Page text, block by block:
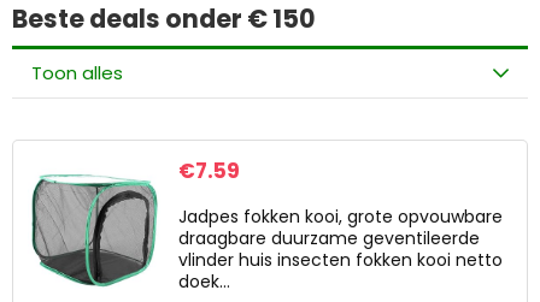
Beste deals onder € 150
Toon alles
€7.59
Jadpes fokken kooi, grote opvouwbare
draagbare duurzame geventileerde
vlinder huis insecten fokken kooi netto
doek…